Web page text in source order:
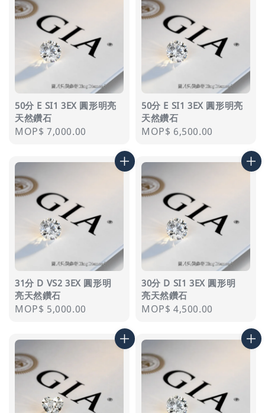
50分 E SI1 3EX 圓形明亮
天然鑽石
Regular
MOP$ 7,000.00
50分 E SI1 3EX 圓形明亮
天然鑽石
Regular
MOP$ 6,500.00
31分 D VS2 3EX 圓形明
亮天然鑽石
Regular
MOP$ 5,000.00
30分 D SI1 3EX 圓形明
亮天然鑽石
Regular
MOP$ 4,500.00